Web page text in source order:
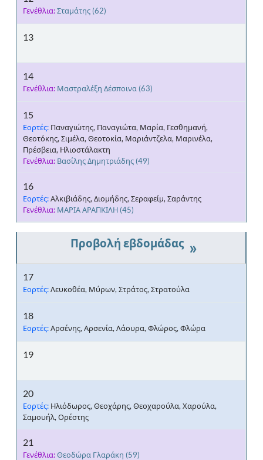
Γενέθλια:Σταμάτης (62)
13
14
Γενέθλια: Μαστραλέξη Δέσποινα (63)
15
Εορτές: Παναγιώτης, Παναγιώτα, Μαρία, Γεσθημανή,
Θεοτόκης, Σιμέλα, Θεοτοκία, Μαριάντζελα, Μαρινέλα,
Πρέσβεια, Ηλιοστάλακτη
Γενέθλια: Βασίλης Δημητριάδης (49)
16
Εορτές:Αλκιβιάδης, Διομήδης, Σεραφείμ, Σαράντης
Γενέθλια: ΜΑΡΙΑ ΑΡΑΠΚΙΛΗ (45)
»
17
Εορτές:Λευκοθέα, Μύρων, Στράτος, Στρατούλα
18
Εορτές:Αρσένης, Αρσενία, Λάουρα, Φλώρος, Φλώρα
19
20
Εορτές: Ηλιόδωρος, Θεοχάρης, Θεοχαρούλα, Χαρούλα,
Σαμουήλ, Ορέστης
21
Γενέθλια:Θεοδώρα Γλαράκη (59)